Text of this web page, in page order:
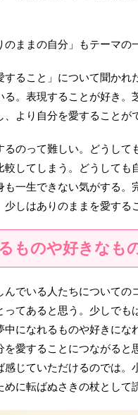
のままの自分」もテーマの
すること」について聞か
る。表現することが好き
より自分を愛することが
るのって難しい。どうし
較してしまう。どうして
も一生できない気がする
しはありのままを愛する
ものや好きなも
でいる人たちについて
ってあると思う。少しで
になれるものや好きにな
を愛することにつながる
感じていただけるのでは
に転ばぬさきの杖として